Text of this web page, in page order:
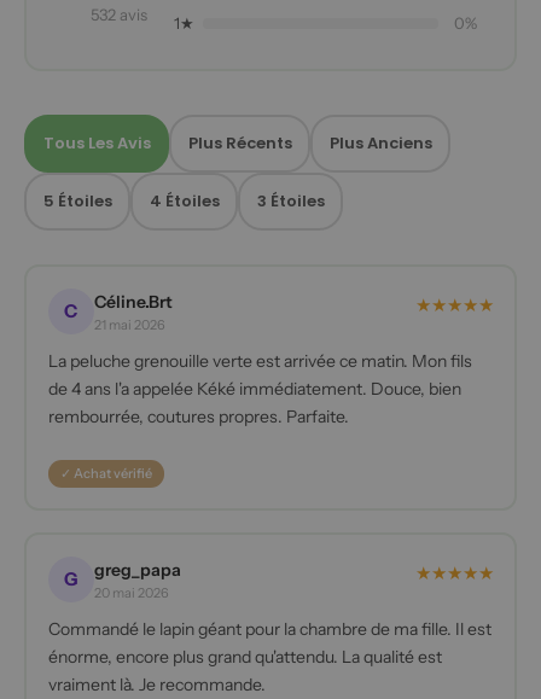
532 avis
1★
0%
Tous Les Avis Plus Récents Plus Anciens
5 Étoiles 4 Étoiles 3 Étoiles
C Céline.Brt
21 mai 2026
★★★★★
La peluche grenouille verte est arrivée ce matin. Mon fils
de 4 ans l'a appelée Kéké immédiatement. Douce, bien
rembourrée, coutures propres. Parfaite.
✓ Achat vérifié
G greg_papa
20 mai 2026
★★★★★
Commandé le lapin géant pour la chambre de ma fille. Il est
énorme, encore plus grand qu'attendu. La qualité est
vraiment là. Je recommande.